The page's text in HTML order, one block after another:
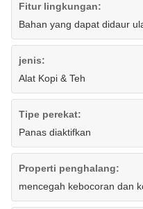
Fitur lingkungan:
Bahan yang dapat didaur
jenis:
Alat Kopi & Teh
Tipe perekat:
Panas diaktifkan
Properti penghalang:
mencegah kebocoran dan